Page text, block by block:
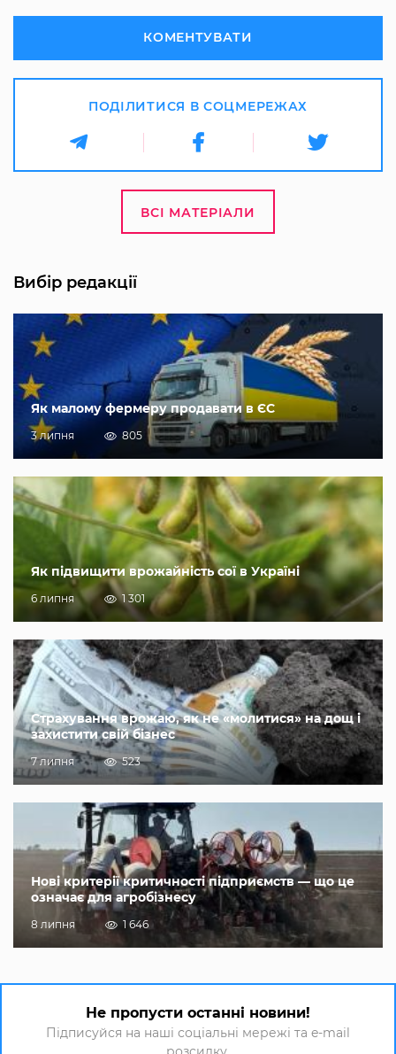
КОМЕНТУВАТИ
ПОДІЛИТИСЯ В СОЦМЕРЕЖАХ
ВСІ МАТЕРІАЛИ
Вибір редакції
Як малому фермеру продавати в ЄС
3 липня 805
Як підвищити врожайність сої в Україні
6 липня 1 301
Страхування врожаю, як не «молитися» на дощ і
захистити свій бізнес
7 липня 523
Нові критерії критичності підприємств — що це
означає для агробізнесу
8 липня 1 646
Не пропусти останні новини!
Підписуйся на наші соціальні мережі та e-mail